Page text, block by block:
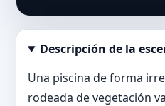
Abrir imagen en
Descripción de la
Una piscina de forma
rodeada de vegetación